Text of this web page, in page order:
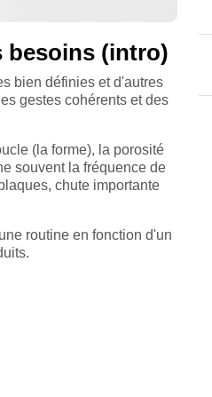
besoins (intro)
bien définies et d'autres
gestes cohérents et des
(la forme), la porosité
souvent la fréquence de
chute importante
routine en fonction d'un